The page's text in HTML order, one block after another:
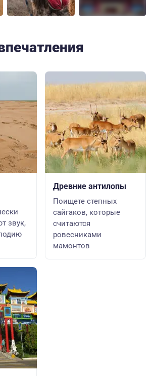
звук,
Древние антилопы
Поищете степных
сайгаков, которые
считаются
ровесниками
мамонтов